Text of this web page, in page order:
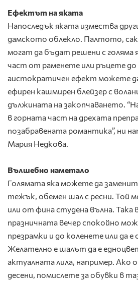
Ефектът на яката
Напоследък яката измества
дамското облекло. Палтото,
могат да бъдат решени с голяма
част от раменете или ръцете
аистократичен ефект можете
ефирен кашмирен блейзер с
дължината на закопчаването.
в горната част на дрехата
позабравената романтика”, ни
Мария Недкова.
Вълшебно наметало
Голямата яка можете да
тежък, обемен шал с ресни. Той
или от фина студена вълна. Така
празничната вечер спокойно
презрамки и до коленете или да е
Желателно е шалът да е
актуалната лила, например. Ако
десени, помислете за обувки в